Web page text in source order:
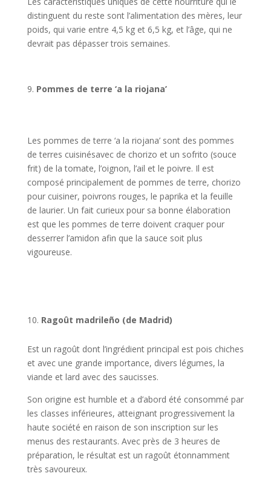
distinguent du reste sont l’alimentation des mères, leur
poids, qui varie entre 4,5 kg et 6,5 kg, et l’âge, qui ne
devrait pas dépasser trois semaines.
Pommes de terre ‘a la riojana’
Les pommes de terre ‘a la riojana’ sont des pommes
de terres cuisinésavec de chorizo et un sofrito (souce
frit) de la tomate, l’oignon, l’ail et le poivre. Il est
composé principalement de pommes de terre, chorizo
pour cuisiner, poivrons rouges, le paprika et la feuille
de laurier. Un fait curieux pour sa bonne élaboration
est que les pommes de terre doivent craquer pour
desserrer l’amidon afin que la sauce soit plus
vigoureuse.
Ragoût madrileño (de Madrid)
Est un ragoût dont l’ingrédient principal est pois chiches
et avec une grande importance, divers légumes, la
viande et lard avec des saucisses.
Son origine est humble et a d’abord été consommé par
les classes inférieures, atteignant progressivement la
haute société en raison de son inscription sur les
menus des restaurants. Avec près de 3 heures de
préparation, le résultat est un ragoût étonnamment
très savoureux.